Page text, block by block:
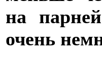
на
очень